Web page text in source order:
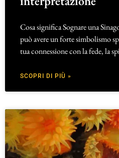
Cosa significa Sognare una
può avere un forte simbolismo
tua connessione con la fede, la
SCOPRI DI PIÙ »